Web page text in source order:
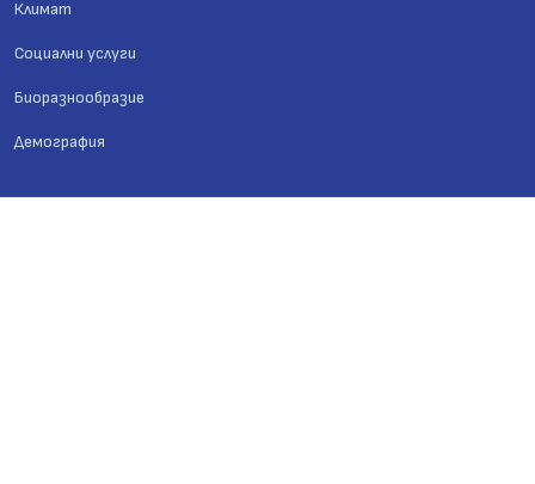
Климат
Социални услуги
Биоразнообразие
Демография